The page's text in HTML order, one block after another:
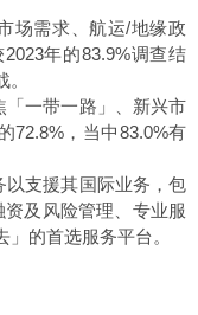
场需求、航运/地缘政
年的83.9%调查结
「一带一路」、新兴市
72.8%，当中83.0%有
以支援其国际业务，包
及风险管理、专业服
的首选服务平台。